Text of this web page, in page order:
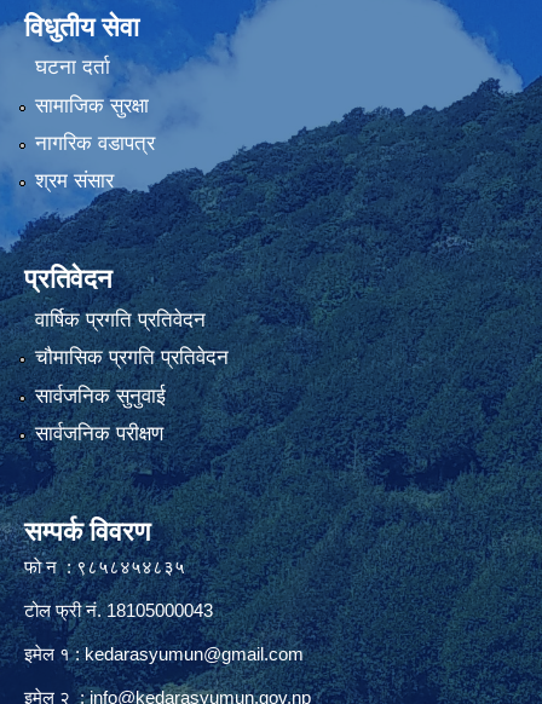
विधुतीय सेवा
घटना दर्ता
सामाजिक सुरक्षा
नागरिक वडापत्र
श्रम संसार
प्रतिवेदन
वार्षिक प्रगति प्रतिवेदन
चौमासिक प्रगति प्रतिवेदन
सार्वजनिक सुनुवाई
सार्वजनिक परीक्षण
सम्पर्क विवरण
फाे न : ९८५८४५४८३५
टोल फ्री नं. 18105000043
इमेल १ :kedarasyumun@gmail.com
इमेल २ :info@kedarasyumun.gov.np